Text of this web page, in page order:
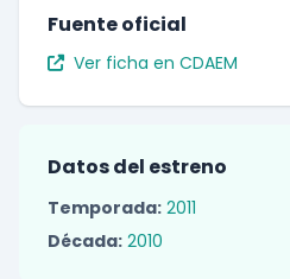
Fuente oficial
Ver ficha en CDAEM
Datos del estreno
Temporada: 2011
Década: 2010